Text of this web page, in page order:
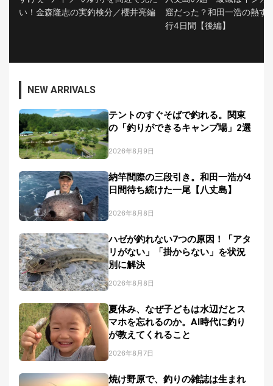
い！金森隆志の実釣検分／櫻井亮編
窟だった？和田一浩の熱す
行4日間【後編】
NEW ARRIVALS
テントのすぐそばで釣れる。関東
の「釣りができるキャンプ場」2選
2026年8月9日
納竿間際の三段引き。和田一浩が4
日間待ち続けた一尾【八丈島】
2026年8月8日
ハゼが釣れない7つの原因！「アタ
リがない」「掛からない」を状況
別に解決
2026年8月8日
夏休み、なぜ子どもは水辺だとス
マホを忘れるのか。AI時代に釣り
が教えてくれること
2026年8月7日
焼け野原で、釣りの雑誌は生まれ
❄️ Northanglers （北
📖
刊
つ
り
人
ブ
ロ
グ
お
問
い
合
わ